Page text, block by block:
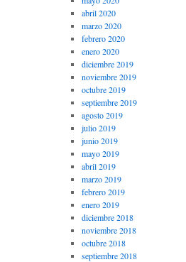
abril 2020
marzo 2020
febrero 2020
enero 2020
diciembre 2019
noviembre 2019
octubre 2019
septiembre 2019
agosto 2019
julio 2019
junio 2019
mayo 2019
abril 2019
marzo 2019
febrero 2019
enero 2019
diciembre 2018
noviembre 2018
octubre 2018
septiembre 2018